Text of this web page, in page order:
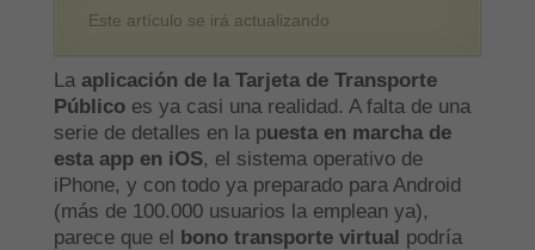
Este artículo se irá actualizando
La aplicación de la Tarjeta de Transporte
Público es ya casi una realidad. A falta de una
serie de detalles en la puesta en marcha de
esta app en iOS, el sistema operativo de
iPhone, y con todo ya preparado para Android
(más de 100.000 usuarios la emplean ya),
parece que el bono transporte virtual podría